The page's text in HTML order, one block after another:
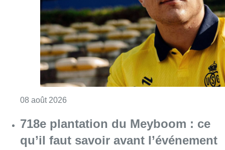
08 août 2026
718e plantation du Meyboom : ce
qu’il faut savoir avant l’événement